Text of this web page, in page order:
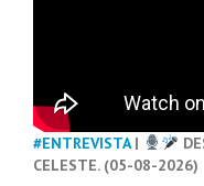
#ENTREVISTA|
CELESTE. (05-08-2026)